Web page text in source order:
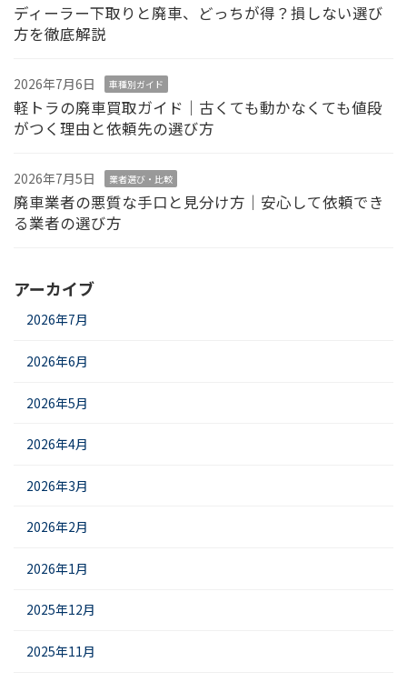
ディーラー下取りと廃車、どっちが得？損しない選び
方を徹底解説
2026年7月6日 車種別ガイド
軽トラの廃車買取ガイド｜古くても動かなくても値段
がつく理由と依頼先の選び方
2026年7月5日 業者選び・比較
廃車業者の悪質な手口と見分け方｜安心して依頼でき
る業者の選び方
アーカイブ
2026年7月
2026年6月
2026年5月
2026年4月
2026年3月
2026年2月
2026年1月
2025年12月
2025年11月